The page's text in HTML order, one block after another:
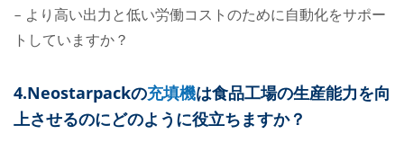
– より高い出力と低い労働コストのために自動化をサポー
トしていますか？
4.Neostarpackの充填機は食品工場の生産能力を向
上させるのにどのように役立ちますか？